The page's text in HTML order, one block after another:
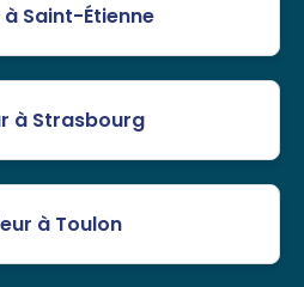
Saint-Étienne
à Strasbourg
à Toulon